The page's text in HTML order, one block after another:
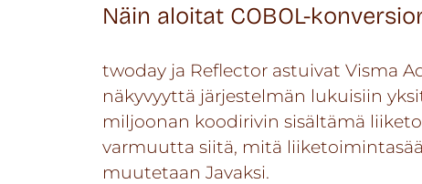
Näin aloitat COBOL-
twoday ja Reflector astuivat Visma
näkyvyyttä järjestelmän lukuisiin
miljoonan koodirivin sisältämä
varmuutta siitä, mitä
muutetaan Javaksi.